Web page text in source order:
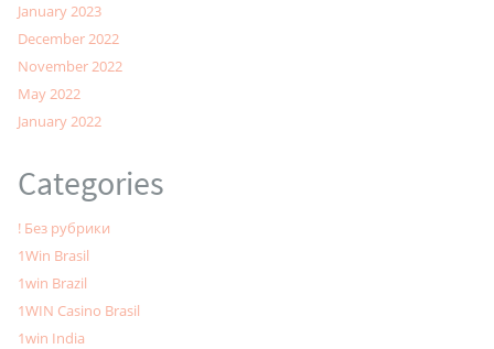
January 2023
December 2022
November 2022
May 2022
January 2022
Categories
! Без рубрики
1Win Brasil
1win Brazil
1WIN Casino Brasil
1win India